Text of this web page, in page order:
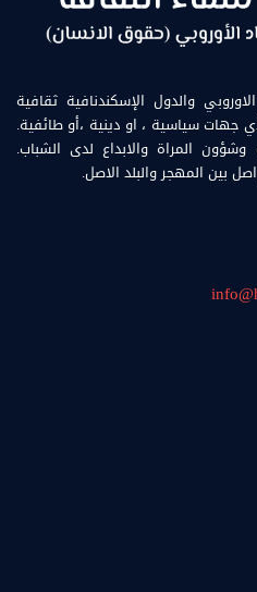
والدول الإسكندنافية ثقافية
جهات سياسية ، او دينية ،أو طائفية.
المراة والابداع لدى الشباب.
بين المهجر والبلد الاصل.